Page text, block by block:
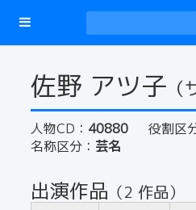
佐野 アツ子
人物CD： 40880 役割区
名称区分： 芸名
出演作品 （2 作品）